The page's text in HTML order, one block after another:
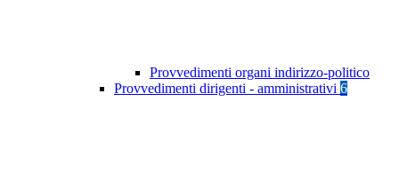
Provvedimenti organi indirizzo-politico
Provvedimenti dirigenti - amministrativi 6